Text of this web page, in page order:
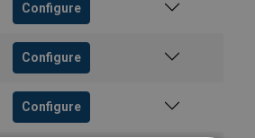
Configure
Configure
Configure